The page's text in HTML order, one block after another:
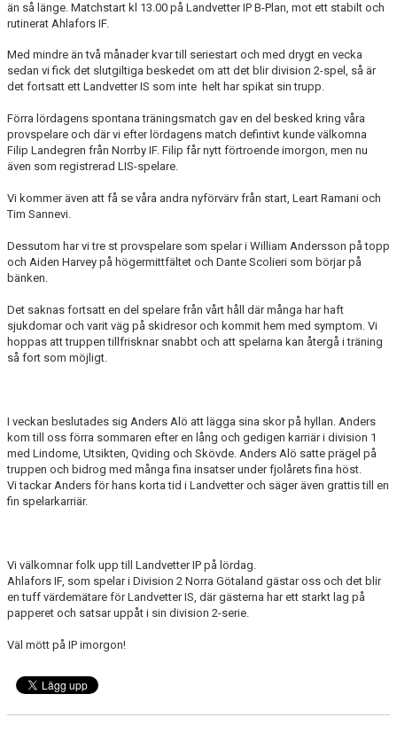
än så länge. Matchstart kl 13.00 på Landvetter IP B-Plan, mot ett stabilt och
rutinerat Ahlafors IF.
Med mindre än två månader kvar till seriestart och med drygt en vecka
sedan vi fick det slutgiltiga beskedet om att det blir division 2-spel, så är
det fortsatt ett Landvetter IS som inte helt har spikat sin trupp.
Förra lördagens spontana träningsmatch gav en del besked kring våra
provspelare och där vi efter lördagens match defintivt kunde välkomna
Filip Landegren från Norrby IF. Filip får nytt förtroende imorgon, men nu
även som registrerad LIS-spelare.
Vi kommer även att få se våra andra nyförvärv från start, Leart Ramani och
Tim Sannevi.
Dessutom har vi tre st provspelare som spelar i William Andersson på topp
och Aiden Harvey på högermittfältet och Dante Scolieri som börjar på
bänken.
Det saknas fortsatt en del spelare från vårt håll där många har haft
sjukdomar och varit väg på skidresor och kommit hem med symptom. Vi
hoppas att truppen tillfrisknar snabbt och att spelarna kan återgå i träning
så fort som möjligt.
I veckan beslutades sig Anders Alö att lägga sina skor på hyllan. Anders
kom till oss förra sommaren efter en lång och gedigen karriär i division 1
med Lindome, Utsikten, Qviding och Skövde. Anders Alö satte prägel på
truppen och bidrog med många fina insatser under fjolårets fina höst.
Vi tackar Anders för hans korta tid i Landvetter och säger även grattis till en
fin spelarkarriär.
Vi välkomnar folk upp till Landvetter IP på lördag.
Ahlafors IF, som spelar i Division 2 Norra Götaland gästar oss och det blir
en tuff värdemätare för Landvetter IS, där gästerna har ett starkt lag på
papperet och satsar uppåt i sin division 2-serie.
Väl mött på IP imorgon!